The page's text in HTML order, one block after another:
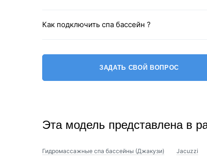
Как подключить спа бассейн ?
ЗАДАТЬ СВОЙ ВОПРОС
Эта модель представлена в
Гидромассажные спа бассейны (Джакузи) Jacuzzi